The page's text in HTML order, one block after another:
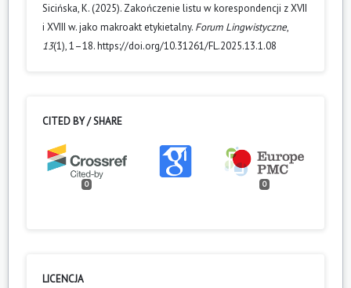
Sicińska, K. (2025). Zakończenie listu w korespondencji z XVII
i XVIII w. jako makroakt etykietalny. Forum Lingwistyczne,
13(1), 1–18. https://doi.org/10.31261/FL.2025.13.1.08
CITED BY / SHARE
0 0
LICENCJA